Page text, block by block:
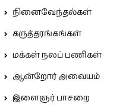
நினைவேந்தல்கள்
கருத்தரங்கங்கள்
மக்கள் நலப் பணிகள்
ஆன்றோர் அவையம்
இளைஞர் பாசறை